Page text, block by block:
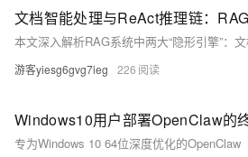
游客yiesg6gvg7ieg 226